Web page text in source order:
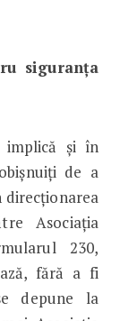
siguranța
implică și în
de a
direcționarea
Asociația
230,
fără a fi
depune la